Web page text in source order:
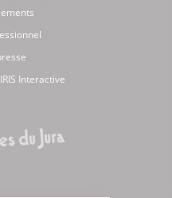
IRIS Interactive